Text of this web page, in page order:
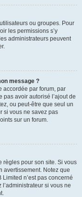
ou groupes. Pour
les permissions s’y
administrateurs peuvent
message ?
accordée par forum, par
pas avoir autorisé l’ajout de
ou peut-être que seul un
si vous ne savez pas
sur un forum.
règles pour son site. Si vous
avertissement. Notez que
Limited n’est pas concerné
si vous ne